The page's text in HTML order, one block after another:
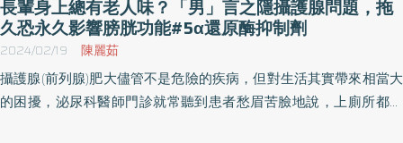
含有咖啡因的外用液體改善雄性禿的效果，應該被認為「不劣於」
5%的minoxidil溶液。 許多研究都認為咖啡因能夠有效改善雄性禿的
問題。然而，由於造成雄性禿的主要原因是基因遺傳，雄性禿患者
往往需要長期、甚至是終生服用藥，咖啡因能夠達到臨床上有效改
長輩身上總有老人味？「男」言之隱攝護腺問題，拖
久恐永久影響膀胱功能#5α還原酶抑制劑
2024/02/19 陳麗茹
攝護腺(前列腺)肥大儘管不是危險的疾病，但對生活其實帶來相當大
的困擾，泌尿科醫師門診就常聽到患者愁眉苦臉地說，上廁所都尿